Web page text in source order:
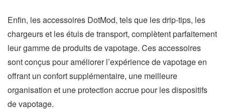
Enfin, les accessoires DotMod, tels que les drip-tips, les
chargeurs et les étuis de transport, complètent parfaitement
leur gamme de produits de vapotage. Ces accessoires
sont conçus pour améliorer l’expérience de vapotage en
offrant un confort supplémentaire, une meilleure
organisation et une protection accrue pour les dispositifs
de vapotage.